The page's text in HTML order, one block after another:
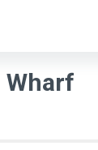
Wharf